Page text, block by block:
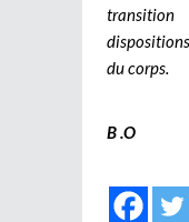
du corps.
B .O